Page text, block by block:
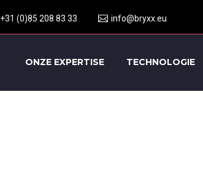
+31 (0)85 208 83 33 info@bryxx.eu
ONZE EXPERTISE TECHNOLOGIE